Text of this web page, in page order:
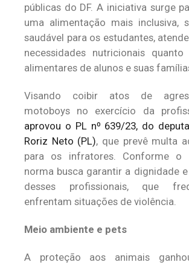
públicas do DF. A iniciativa surge
uma alimentação mais inclusiva,
saudável para os estudantes,
necessidades nutricionais
alimentares de alunos e suas
Visando coibir atos de
motoboys no exercício da
aprovou o PL nº 639/23, do
Roriz Neto (PL), que prevê multa
para os infratores. Conforme o
norma busca garantir a dignidade
desses profissionais, que
enfrentam situações de violência.
Meio ambiente e pets
A proteção aos animais